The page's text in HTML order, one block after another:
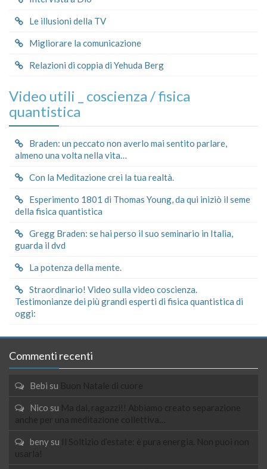
Le illusioni della TV
Migliorare la comunicazione
Relazioni di coppia di Yehuda Berg
Video utili _ coscienza / fisica
quantistica
Braden: un peccato non averlo mai sentito parlare,
almeno una volta nella vita…
Con la Meditazione crei la tua realtà.
Esperimento 1801 di Thomas Young, da qui iniziò il seme
della fisica quantistica
Gregg Braden: se hai perso il suo seminario in Italia,
guarda il dvd
La potenza della mente.
Straordinario! Video sulla video coscienza.
Testimonianze dei più grandi esperti di fisica quantistica di
oggi:
Commenti recenti
Bebi su Buon Natale di cuore
Nico su
Ma dai, ragazzi!! Abbiamo creato separazione
anche per una meditazione collettiva…
beny su
Il Soltizio d’estate: è pura energia. Non puoi non
usarla!